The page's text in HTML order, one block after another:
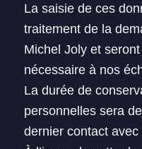
La saisie de ces
traitement de la
Michel Joly et
nécessaire à nos
La durée de
personnelles sera
dernier contact avec